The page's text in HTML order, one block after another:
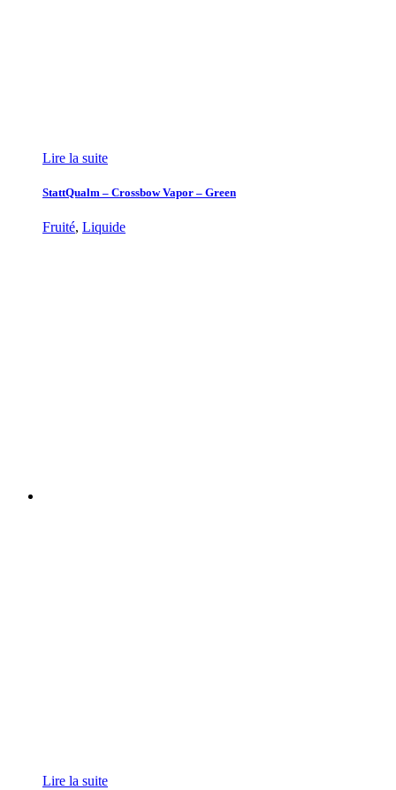
Lire la suite
StattQualm – Crossbow Vapor – Green
Fruité, Liquide
Lire la suite